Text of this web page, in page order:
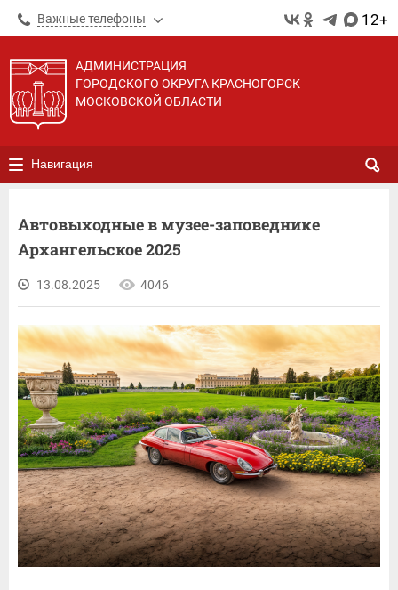
Важные телефоны 12+
АДМИНИСТРАЦИЯ
ГОРОДСКОГО ОКРУГА КРАСНОГОРСК
МОСКОВСКОЙ ОБЛАСТИ
Навигация
Автовыходные в музее-заповеднике
Архангельское 2025
13.08.2025 4046